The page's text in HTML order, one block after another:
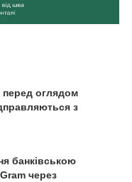
перед оглядом
з
банківською
через